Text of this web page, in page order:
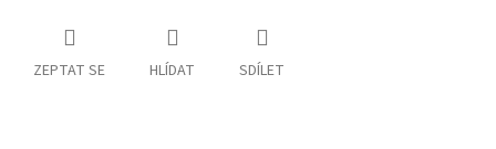
ZEPTAT SE HLÍDAT SDÍLET